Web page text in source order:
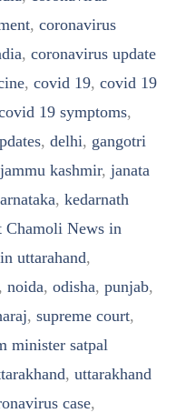
, coronavirus
, coronavirus update
, covid 19, covid 19
19 symptoms,
, delhi, gangotri
jammu kashmir, janata
, kedarnath
Chamoli News in
uttarahand,
, noida, odisha, punjab,
, supreme court,
minister satpal
, uttarakhand
case,